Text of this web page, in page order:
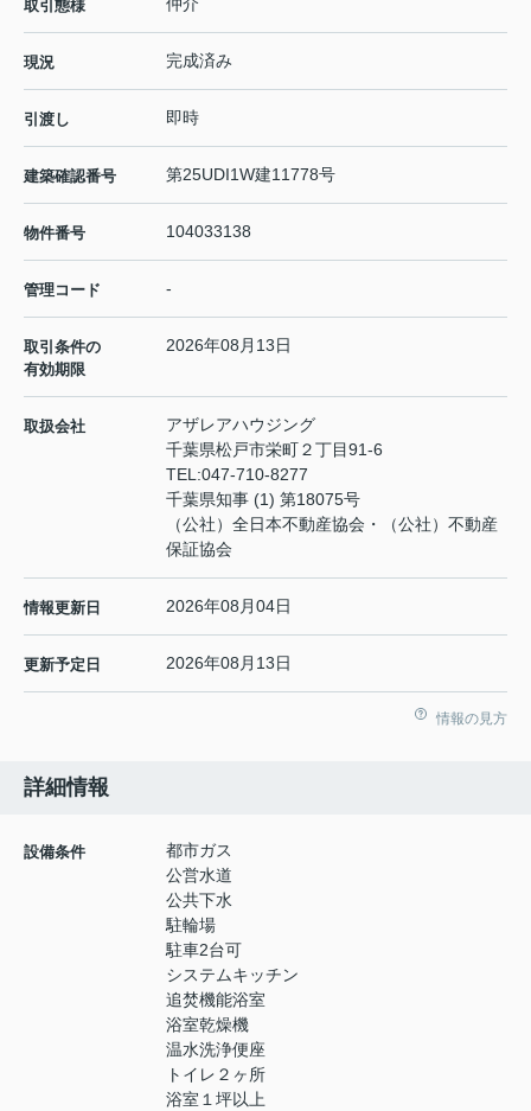
取引態様
現況 完成済み
引渡し 即時
建築確認番号 第25UDI1W建11778号
物件番号 104033138
管理コード -
取引条件の
有効期限
2026年08月13日
取扱会社
アザレアハウジング
千葉県松戸市栄町２丁目91-6
TEL:047-710-8277
千葉県知事 (1) 第18075号
（公社）全日本不動産協会・（公社）不動産
保証協会
情報更新日 2026年08月04日
更新予定日 2026年08月13日
情報の見方
詳細情報
設備条件
都市ガス
公営水道
公共下水
駐輪場
駐車2台可
システムキッチン
追焚機能浴室
浴室乾燥機
温水洗浄便座
トイレ２ヶ所
浴室１坪以上